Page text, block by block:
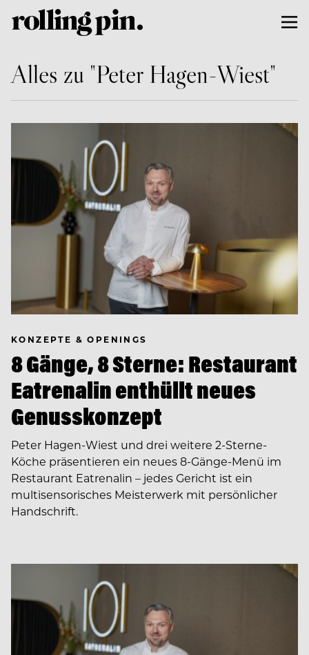
Alles zu "Peter Hagen-Wiest"
KONZEPTE & OPENINGS
8 Gänge, 8 Sterne: Restaurant
Eatrenalin enthüllt neues
Genusskonzept
Peter Hagen-Wiest und drei weitere 2-Sterne-
Köche präsentieren ein neues 8-Gänge-Menü im
Restaurant Eatrenalin – jedes Gericht ist ein
multisensorisches Meisterwerk mit persönlicher
Handschrift.